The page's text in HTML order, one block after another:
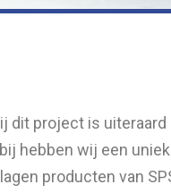
dit project is uiteraard
hebben wij een
producten van